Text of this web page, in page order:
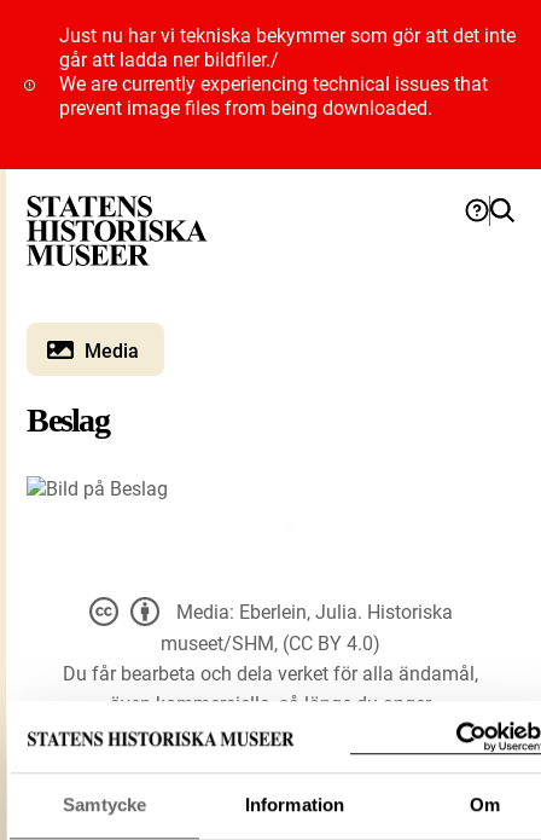
Samtycke Information Om
Just nu har vi tekniska bekymmer som gör att det inte
går att ladda ner bildfiler./
We are currently experiencing technical issues that
prevent image files from being downloaded.
Media
Beslag
Media: Eberlein, Julia. Historiska
museet/SHM, (CC BY 4.0)
Du får bearbeta och dela verket för alla ändamål,
även kommersiella, så länge du anger
upphovsperson och licensgivare.
LADDA NER MEDIA